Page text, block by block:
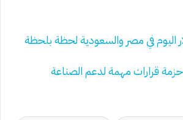
اليوم في مصر والسعودية لحظة بلحظة
قرارات مهمة لدعم الصناعة